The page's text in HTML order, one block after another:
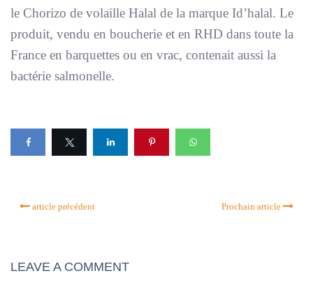
le Chorizo de volaille Halal de la marque Id’halal. Le
produit, vendu en boucherie et en RHD dans toute la
France en barquettes ou en vrac, contenait aussi la
bactérie salmonelle.
article précédent Prochain article
LEAVE A COMMENT